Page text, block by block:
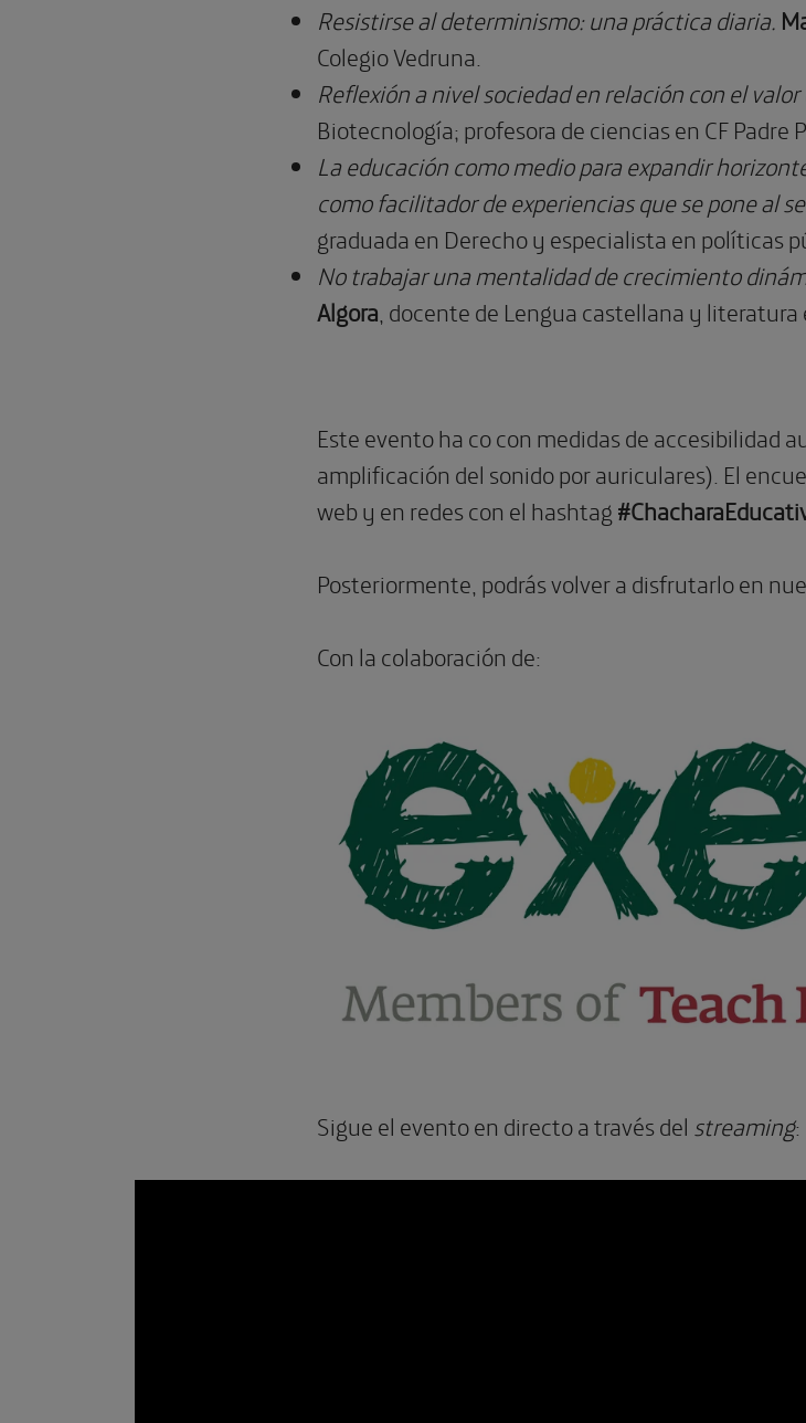
Resistirse al determinismo: una práctica diaria.
Colegio Vedruna.
Reflexión a nivel sociedad en relación con el
Biotecnología; profesora de ciencias en CF Padre
La educación como medio para expandir
como facilitador de experiencias que se pone al
graduada en Derecho y especialista en políticas
No trabajar una mentalidad de crecimiento
Algora , docente de Lengua castellana y literatura
Este evento ha co con medidas de accesibilidad
amplificación del sonido por auriculares). El
web y en redes con el hashtag
Posteriormente, podrás volver a disfrutarlo en
Con la colaboración de:
Sigue el evento en directo a través del streaming: